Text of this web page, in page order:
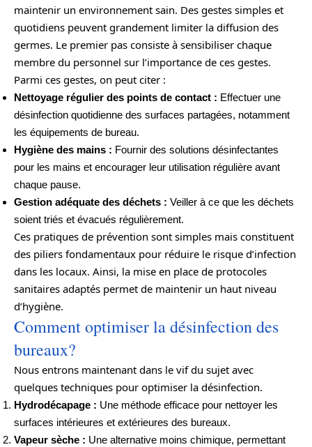
maintenir un environnement sain. Des gestes simples et
quotidiens peuvent grandement limiter la diffusion des
germes. Le premier pas consiste à sensibiliser chaque
membre du personnel sur l’importance de ces gestes.
Parmi ces gestes, on peut citer :
Nettoyage régulier des points de contact : Effectuer une
désinfection quotidienne des surfaces partagées, notamment
les équipements de bureau.
Hygiène des mains : Fournir des solutions désinfectantes
pour les mains et encourager leur utilisation régulière avant
chaque pause.
Gestion adéquate des déchets : Veiller à ce que les déchets
soient triés et évacués régulièrement.
Ces pratiques de prévention sont simples mais constituent
des piliers fondamentaux pour réduire le risque d’infection
dans les locaux. Ainsi, la mise en place de protocoles
sanitaires adaptés permet de maintenir un haut niveau
d’hygiène.
Comment optimiser la désinfection des
bureaux?
Nous entrons maintenant dans le vif du sujet avec
quelques techniques pour optimiser la désinfection.
Hydrodécapage : Une méthode efficace pour nettoyer les
surfaces intérieures et extérieures des bureaux.
Vapeur sèche : Une alternative moins chimique, permettant